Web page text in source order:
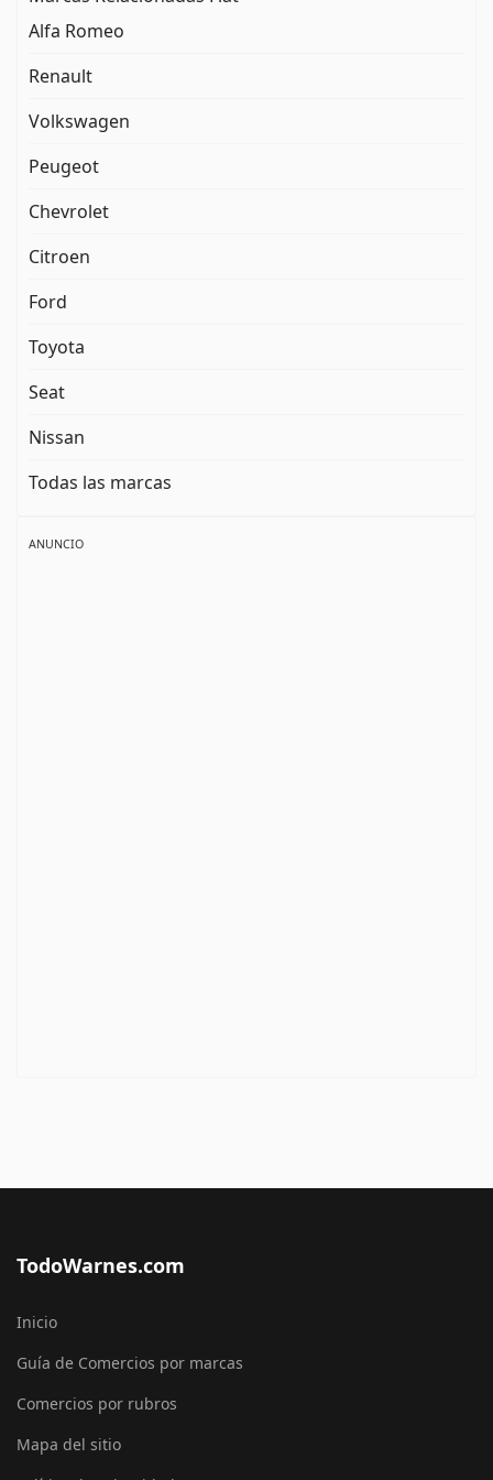
Alfa Romeo
Renault
Volkswagen
Peugeot
Chevrolet
Citroen
Ford
Toyota
Seat
Nissan
Todas las marcas
ANUNCIO
TodoWarnes.com
Inicio
Guía de Comercios por marcas
Comercios por rubros
Mapa del sitio